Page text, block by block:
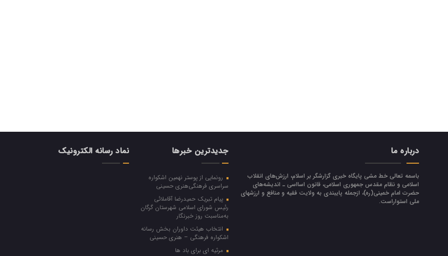
درباره ما
باسمه تعالی خط مشی پایگاه خبری گزارشگر بر اسلام، ارزش‌هاي انقلاب
اسلامي و نظام مقدس جمهوري اسلامي، قانون اسااسی ـ انديشه‌هاي
حضرت امام خميني(ره)، ازجمله پایبندی به ولايت فقيه و منافع و ارزشهاي
ملي استواراست.
جدیدترین خبرها
رونمایی از پوستر نهمین اشکواره
سراسری فرهنگی‌هنری حسینی
پیام تبریک حمیدرضا آقاملائی
رئیس شورای اسلامی شهرستان گرگان
به‌مناسبت روز خبرنگار
انتخاب هیئت داوران بخش رسانه
اشکواره فرهنگی‌ – هنری حسینی
مرثیه ای برای باد ها
نماد رسانه الکترونیک